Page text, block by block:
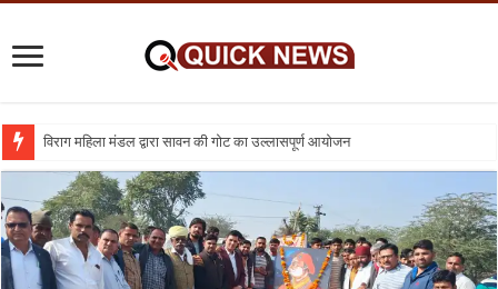
विराग महिला मंडल द्वारा सावन की गोट का उल्लासपूर्ण आयोजन
शिक्षा का व्यवसायीकरण क्यों : तो क्या निजी विद्यालय बंद कर दिए जाए